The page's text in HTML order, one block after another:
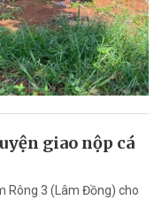
giao nộp cá
Rông 3 (Lâm Đồng) cho